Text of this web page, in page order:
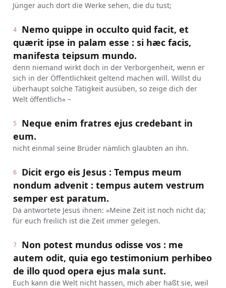
Jünger auch dort die Werke sehen, die du tust;
4
Nemo quippe in occulto quid facit, et
quærit ipse in palam esse : si hæc facis,
manifesta teipsum mundo.
denn niemand wirkt doch in der Verborgenheit, wenn er
sich in der Öffentlichkeit geltend machen will. Willst du
überhaupt solche Tätigkeit ausüben, so zeige dich der
Welt öffentlich« –
5
Neque enim fratres ejus credebant in
eum.
nicht einmal seine Brüder nämlich glaubten an ihn.
6
Dicit ergo eis Jesus : Tempus meum
nondum advenit : tempus autem vestrum
semper est paratum.
Da antwortete Jesus ihnen: »Meine Zeit ist noch nicht da;
für euch freilich ist die Zeit immer gelegen.
7
Non potest mundus odisse vos : me
autem odit, quia ego testimonium perhibeo
de illo quod opera ejus mala sunt.
Euch kann die Welt nicht hassen, mich aber haßt sie, weil